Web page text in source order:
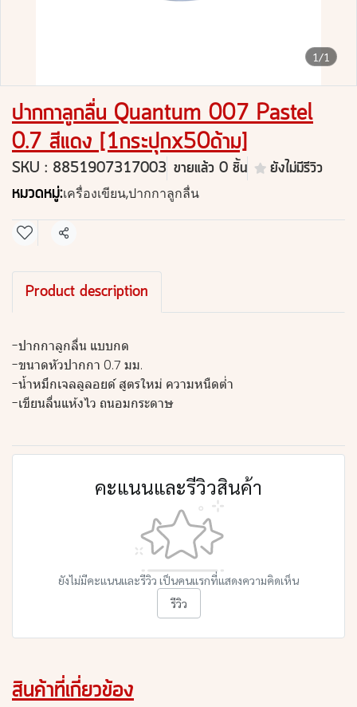
1/1
ปากกาลูกลื่น Quantum 007 Pastel
0.7 สีแดง [1กระปุกx50ด้าม]
SKU : 8851907317003 ขายแล้ว 0 ชิ้น ยังไม่มีรีวิว
หมวดหมู่:เครื่องเขียน,ปากกาลูกลื่น
แชร์
Product description
-ปากกาลูกลื่น แบบกด
-ขนาดหัวปากกา 0.7 มม.
-น้ำหมึกเจลลูลอยด์ สูตรใหม่ ความหนืดต่ำ
-เขียนลื่นแห้งไว ถนอมกระดาษ
คะแนนและรีวิวสินค้า
ยังไม่มีคะแนนและรีวิว เป็นคนแรกที่แสดงความคิดเห็น
รีวิว
สินค้าที่เกี่ยวข้อง